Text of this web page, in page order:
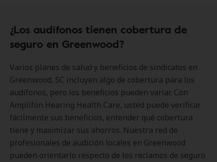
¿Los audífonos tienen cobertura de
seguro en Greenwood?
Varios planes de salud y beneficios de sindicatos en
Greenwood, SC incluyen algo de cobertura para los
audífonos, pero los beneficios pueden variar. Con
Amplifon Hearing Health Care, usted puede verificar
fácilmente sus beneficios, entender qué cobertura
tiene y maximizar sus ahorros. Nuestra red de
profesionales de audición locales en Greenwood
pueden orientarlo respecto de los reclamos de seguro